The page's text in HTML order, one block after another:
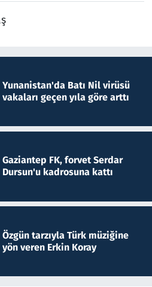
Yunanistan'da Batı Nil virüsü
vakaları geçen yıla göre arttı
Gaziantep FK, forvet Serdar
Dursun'u kadrosuna kattı
Özgün tarzıyla Türk müziğine
yön veren Erkin Koray